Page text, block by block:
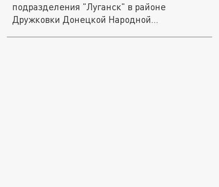
подразделения "Луганск" в районе
Дружковки Донецкой Народной